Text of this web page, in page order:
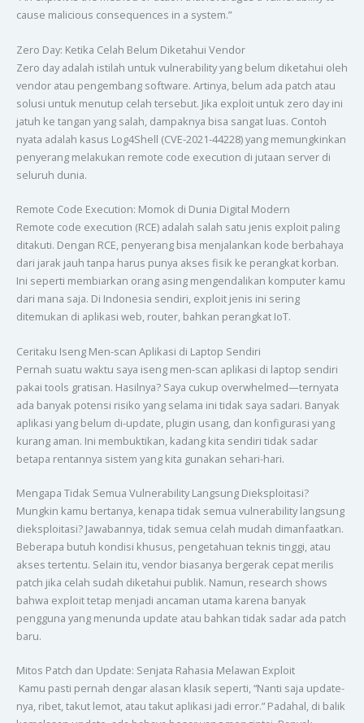
cause malicious consequences in a system.”
Zero Day: Ketika Celah Belum Diketahui Vendor
Zero day adalah istilah untuk vulnerability yang belum diketahui oleh
vendor atau pengembang software. Artinya, belum ada patch atau
solusi untuk menutup celah tersebut. Jika exploit untuk zero day ini
jatuh ke tangan yang salah, dampaknya bisa sangat luas. Contoh
nyata adalah kasus Log4Shell (CVE-2021-44228) yang memungkinkan
penyerang melakukan remote code execution di jutaan server di
seluruh dunia.
Remote Code Execution: Momok di Dunia Digital Modern
Remote code execution (RCE) adalah salah satu jenis exploit paling
ditakuti. Dengan RCE, penyerang bisa menjalankan kode berbahaya
dari jarak jauh tanpa harus punya akses fisik ke perangkat korban.
Ini seperti membiarkan orang asing mengendalikan komputer kamu
dari mana saja. Di Indonesia sendiri, exploit jenis ini sering
ditemukan di aplikasi web, router, bahkan perangkat IoT.
Ceritaku Iseng Men-scan Aplikasi di Laptop Sendiri
Pernah suatu waktu saya iseng men-scan aplikasi di laptop sendiri
pakai tools gratisan. Hasilnya? Saya cukup overwhelmed—ternyata
ada banyak potensi risiko yang selama ini tidak saya sadari. Banyak
aplikasi yang belum di-update, plugin usang, dan konfigurasi yang
kurang aman. Ini membuktikan, kadang kita sendiri tidak sadar
betapa rentannya sistem yang kita gunakan sehari-hari.
Mengapa Tidak Semua Vulnerability Langsung Dieksploitasi?
Mungkin kamu bertanya, kenapa tidak semua vulnerability langsung
dieksploitasi? Jawabannya, tidak semua celah mudah dimanfaatkan.
Beberapa butuh kondisi khusus, pengetahuan teknis tinggi, atau
akses tertentu. Selain itu, vendor biasanya bergerak cepat merilis
patch jika celah sudah diketahui publik. Namun, research shows
bahwa exploit tetap menjadi ancaman utama karena banyak
pengguna yang menunda update atau bahkan tidak sadar ada patch
baru.
Mitos Patch dan Update: Senjata Rahasia Melawan Exploit
Kamu pasti pernah dengar alasan klasik seperti, “Nanti saja update-
nya, ribet, takut lemot, atau takut aplikasi jadi error.” Padahal, di balik